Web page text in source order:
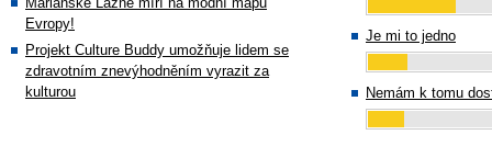
Evropy!
Projekt Culture Buddy umožňuje lidem se
zdravotním znevýhodněním vyrazit za
kulturou
Je mi to jedno
Nemám k tomu